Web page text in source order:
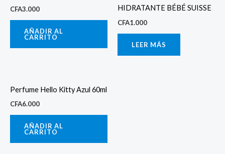
CFA3.000
AÑADIR AL
CARRITO
HIDRATANTE BÉBÉ SUISSE
CFA1.000
LEER MÁS
Perfume Hello Kitty Azul 60ml
CFA6.000
AÑADIR AL
CARRITO